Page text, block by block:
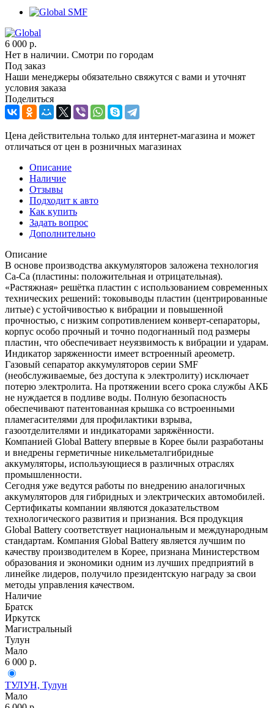
6 000 р.
Нет в наличии. Смотри по городам
Под заказ
Наши менеджеры обязательно свяжутся с вами и уточнят
условия заказа
Поделиться
Цена действительна только для интернет-магазина и может
отличаться от цен в розничных магазинах
Описание
Наличие
Отзывы
Подходит к авто
Как купить
Задать вопрос
Дополнительно
Описание
В основе производства аккумуляторов заложена технология
Са-Са (пластины: положительная и отрицательная).
«Растяжная» решётка пластин с использованием современных
технических решений: токовыводы пластин (центрированные
литые) с устойчивостью к вибрации и повышенной
прочностью, с низким сопротивлением конверт-сепараторы,
корпус особо прочный и точно подогнанный под размеры
пластин, что обеспечивает неуязвимость к вибрации и ударам.
Индикатор заряженности имеет встроенный ареометр.
Газовый сепаратор аккумуляторов серии SMF
(необслуживаемые, без доступа к электролиту) исключает
потерю электролита. На протяжении всего срока службы АКБ
не нуждается в подливе воды. Полную безопасность
обеспечивают патентованная крышка со встроенными
пламегасителями для профилактики взрыва,
газоотделителями и индикаторами заряжённости.
Компанией Global Battery впервые в Корее были разработаны
и внедрены герметичные никельметалгибридные
аккумуляторы, использующиеся в различных отраслях
промышленности.
Сегодня уже ведутся работы по внедрению аналогичных
аккумуляторов для гибридных и электрических автомобилей.
Сертификаты компании являются доказательством
технологического развития и признания. Вся продукция
Global Battery соответствует национальным и международным
стандартам. Компания Global Battery является лучшим по
качеству производителем в Корее, признана Министерством
образования и экономики одним из лучших предприятий в
линейке лидеров, получило президентскую награду за свои
методы управления качеством.
Наличие
Братск
Иркутск
Магистральный
Тулун
Мало
6 000 р.
ТУЛУН, Тулун
Мало